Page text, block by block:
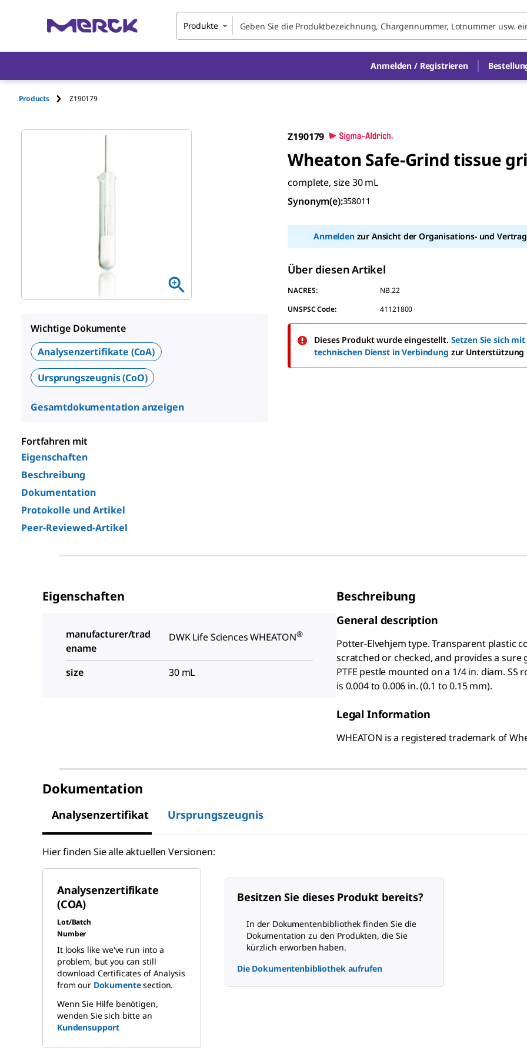
Produkte
Anmelden / Registrieren
Products Z190179
Wichtige Dokumente
Analysenzertifikate (CoA)
Ursprungszeugnis (CoO)
Gesamtdokumentation anzeigen
Fortfahren mit
Eigenschaften
Beschreibung
Dokumentation
Protokolle und Artikel
Peer-Reviewed-Artikel
Z190179
Wheaton Safe-Grind tissue
complete, size 30 mL
Synonym(e):358011
Anmeldenzur Ansicht der Organisations- und
Über diesen Artikel
NACRES:
NB.22
UNSPSC Code:
41121800
Dieses Produkt wurde eingestellt. Setzen Sie sich
technischen Dienst in Verbindung zur Unterstützung
Eigenschaften
manufacturer/trad
ename
DWK Life Sciences WHEATON®
size 30 mL
Beschreibung
General description
Potter-Elvehjem type. Transparent plastic
scratched or checked, and provides a
PTFE pestle mounted on a 1/4in. diam. SS
is 0.004 to 0.006 in. (0.1 to 0.15 mm).
Legal Information
WHEATON is a registered trademark of
Dokumentation
Analysenzertifikat Ursprungszeugnis
Hier finden Sie alle aktuellen Versionen:
Analysenzertifikate
(COA)
Lot/Batch
Number
It looks like we've run into a
problem, but you can still
download Certificates of Analysis
from our Dokumentesection.
Wenn Sie Hilfe benötigen,
wenden Sie sich bitte an
Kundensupport
Besitzen Sie dieses Produkt bereits?
In der Dokumentenbibliothek finden Sie die
Dokumentation zu den Produkten, die Sie
kürzlich erworben haben.
Die Dokumentenbibliothek aufrufen